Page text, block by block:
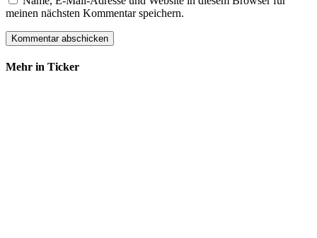
meinen nächsten Kommentar speichern.
Mehr in Ticker